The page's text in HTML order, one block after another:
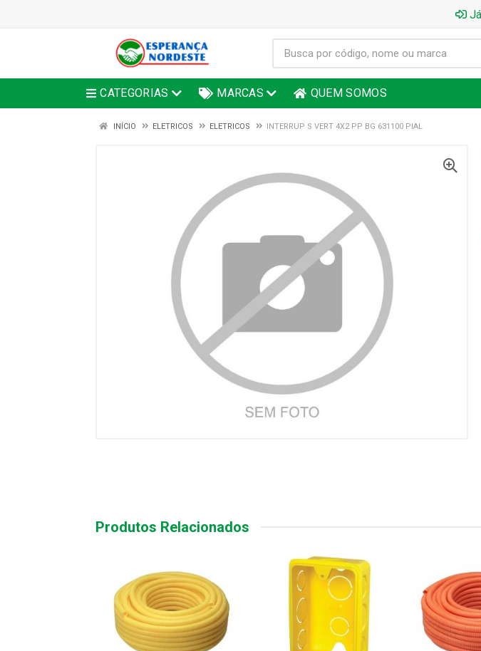
CATEGORIAS MARCAS QUEM SOMOS
INÍCIO ELETRICOS ELETRICOS INTERRUP S VERT 4X2 PP BG 631100 PIAL
Produtos Relacionados